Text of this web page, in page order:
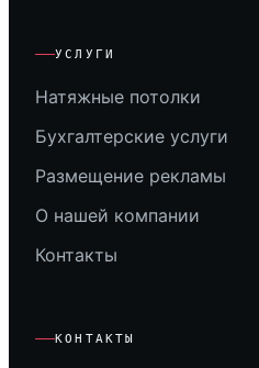
УСЛУГИ
Натяжные потолки
Бухгалтерские услуги
Размещение рекламы
О нашей компании
Контакты
КОНТАКТЫ